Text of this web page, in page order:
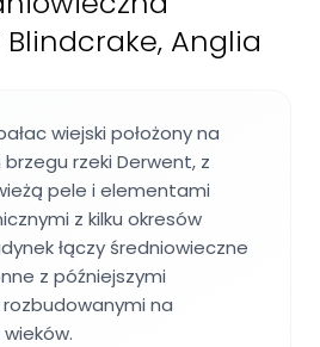
Blindcrake, Anglia
wiejski położony na
rzeki Derwent, z
pele i elementami
z kilku okresów
łączy średniowieczne
z późniejszymi
na